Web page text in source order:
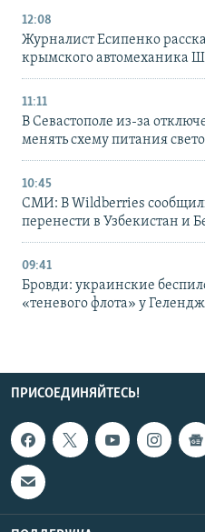
12:08
Журналист Есипенко
крымского автомеханика
11:11
В Севастополе из-за
менять схему питания
10:45
СМИ: В Wildberries
перенести в Узбекистан и
09:41
Бровди: украинские
«теневого флота» у
ПРИСОЕДИНЯЙТЕСЬ!